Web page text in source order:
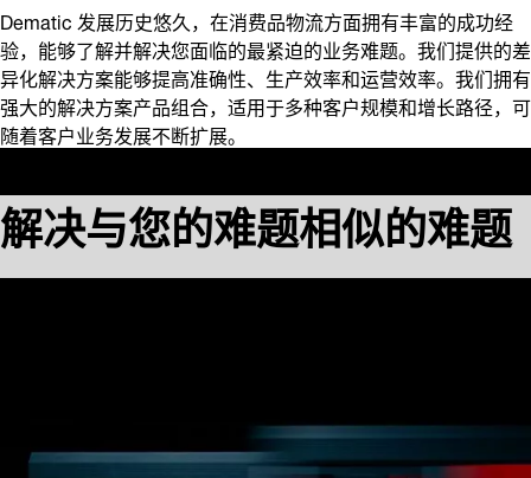
Dematic 发展历史悠久，在消费品物流方面拥有丰富的成功经
验，能够了解并解决您面临的最紧迫的业务难题。我们提供的差
异化解决方案能够提高准确性、生产效率和运营效率。我们拥有
强大的解决方案产品组合，适用于多种客户规模和增长路径，可
随着客户业务发展不断扩展。
解决与您的难题相似的难题